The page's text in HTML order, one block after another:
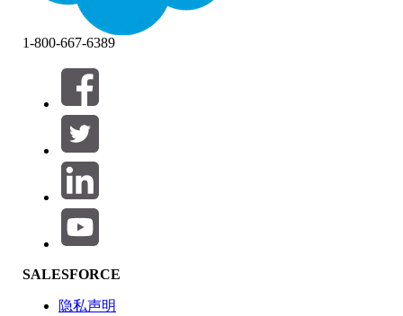
筛选器 (0)
选择筛选器
产品区域
功能影响
1-800-667-6389
SALESFORCE
隐私声明